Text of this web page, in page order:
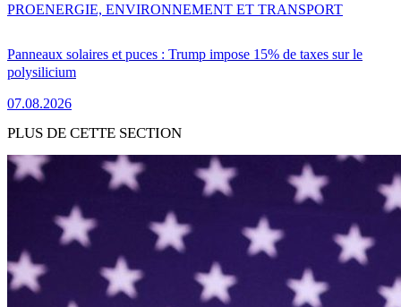
Panneaux solaires et puces : Trump impose 15% de taxes sur le
polysilicium
07.08.2026
PROENERGIE, ENVIRONNEMENT ET TRANSPORT
PLUS DE CETTE SECTION